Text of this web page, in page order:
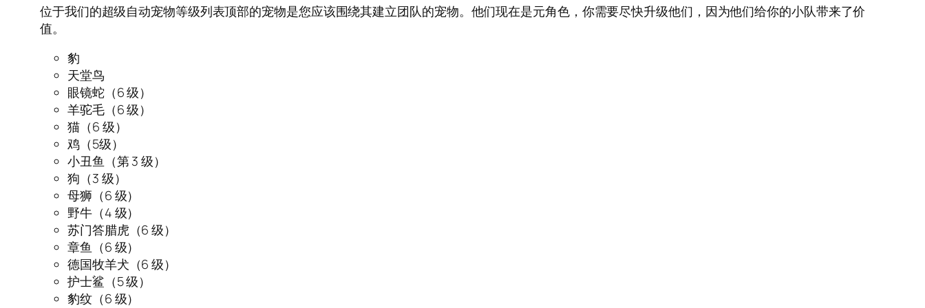
位于我们的超级自动宠物等级列表顶部的宠物是您应该围绕其建立团队的宠物。他们现在是元角色，你需要尽快升级他们，因为他们给你的小队带来了价
值。
豹
天堂鸟
眼镜蛇（6 级）
羊驼毛（6 级）
猫（6 级）
鸡（5级）
小丑鱼（第 3 级）
狗（3 级）
母狮（6 级）
野牛（4 级）
苏门答腊虎（6 级）
章鱼（6 级）
德国牧羊犬（6 级）
护士鲨（5 级）
豹纹（6 级）